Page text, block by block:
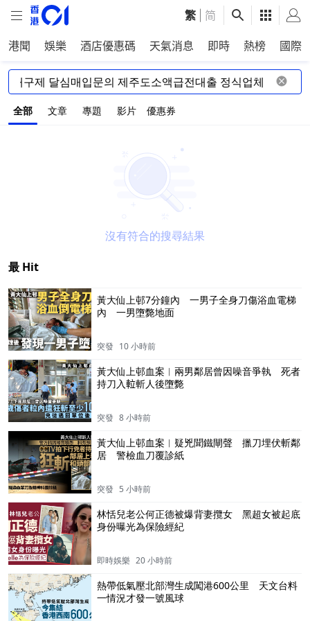
繁 简
港聞 娛樂 酒店優惠碼 天氣消息 即時 熱榜 國際